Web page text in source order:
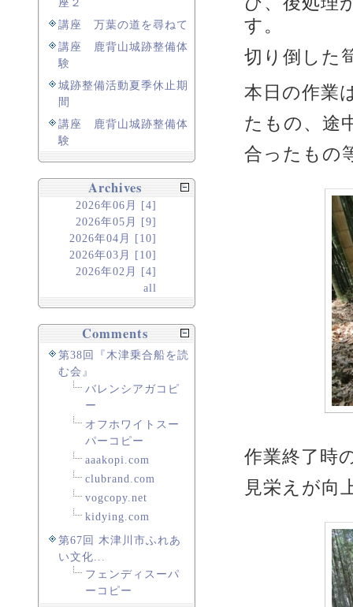
す。
切り倒した
本日の作業
たもの、途
合ったもの
作業終了時
見栄えが向
座２
講座 万葉の道を尋ねて
講座 鹿背山城跡整備体
験
城跡整備活動夏季休止期
間
講座 鹿背山城跡整備体
験
Archives
2026年06月 [4]
2026年05月 [9]
2026年04月 [10]
2026年03月 [10]
2026年02月 [4]
all
Comments
第38回『木津乗合船を読
む会』
バレンシアガコピ
ー
オフホワイトスー
パーコピー
aaakopi.com
clubrand.com
vogcopy.net
kidying.com
第67回 木津川市ふれあ
い文化...
フェンディスーパ
ーコピー